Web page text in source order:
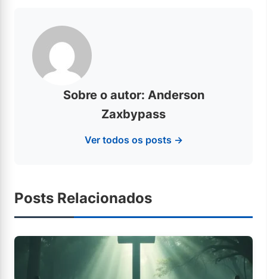
Sobre o autor: Anderson
Zaxbypass
Ver todos os posts →
Posts Relacionados